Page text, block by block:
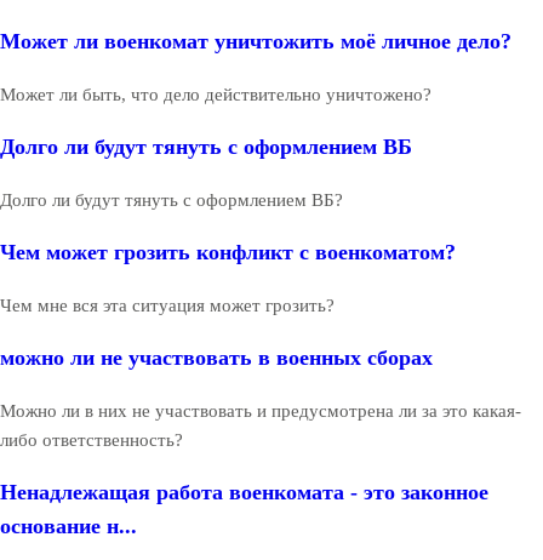
Может ли военкомат уничтожить моё личное дело?
Может ли быть, что дело действительно уничтожено?
Долго ли будут тянуть с оформлением ВБ
Долго ли будут тянуть с оформлением ВБ?
Чем может грозить конфликт с военкоматом?
Чем мне вся эта ситуация может грозить?
можно ли не участвовать в военных сборах
Можно ли в них не участвовать и предусмотрена ли за это какая-
либо ответственность?
Ненадлежащая работа военкомата - это законное
основание н...